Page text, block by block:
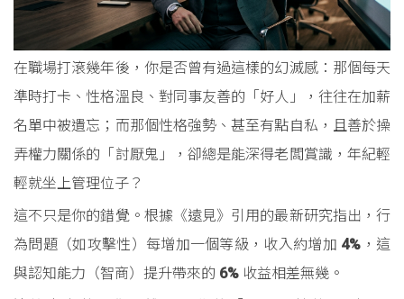
在職場打滾幾年後，你是否曾有過這樣的幻滅感：那個每天
準時打卡、性格溫良、對同事友善的「好人」，往往在加薪
名單中被遺忘；而那個性格強勢、甚至有點自私，且善於操
弄權力關係的「討厭鬼」，卻總是能深得老闆賞識，年紀輕
輕就坐上管理位子？
這不只是你的錯覺。根據《遠見》引用的最新研究指出，行
為問題（如攻擊性）每增加一個等級，收入約增加 4% ，這
與認知能力（智商）提升帶來的 6% 收益相差無幾。